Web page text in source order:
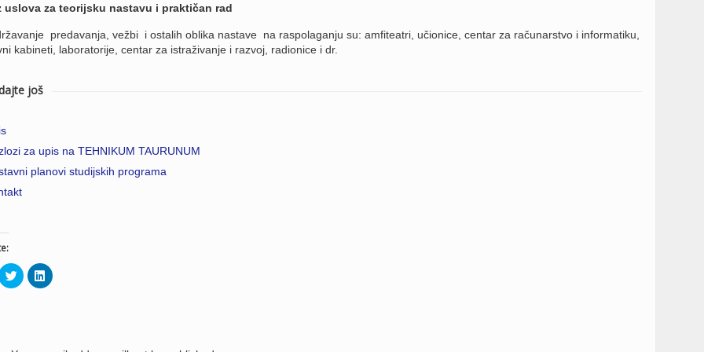
uslova za teorijsku nastavu i praktičan rad
predavanja, vežbi i ostalih oblika nastave na raspolaganju su: amfiteatri, učionice, centar za računarstvo i informatiku,
kabineti, laboratorije, centar za istraživanje i razvoj, radionice i dr.
još
za upis na TEHNIKUM TAURUNUM
planovi studijskih programa
Click
to
share
Click
to
window)